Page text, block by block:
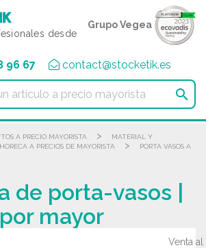
desde
Grupo Vegea
96 67 contact@stocketik.es

A PRECIO MAYORISTA >
MATERIAL Y
A PRECIOS DE MAYORISTA
>
PORTA VASOS A
de porta-vasos |
mayor
Venta